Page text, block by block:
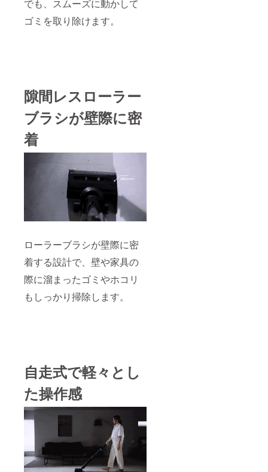
でも、スムーズに動かして
ゴミを取り除けます。
隙間レスローラー
ブラシが壁際に密
着
ローラーブラシが壁際に密
着する設計で、壁や家具の
際に溜まったゴミやホコリ
もしっかり掃除します。
自走式で軽々とし
た操作感